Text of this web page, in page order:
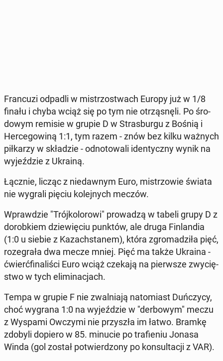
Fran­cu­zi odpadli w mi­strzo­stwach Europy już w 1/8
finału i chyba wciąż się po tym nie otrzą­snę­li. Po śro­
do­wym remisie w grupie D w Stras­bur­gu z Bośnią i
Her­ce­go­wi­ną 1:1, tym razem - znów bez kilku ważnych
pił­ka­rzy w skła­dzie - od­no­to­wa­li iden­tycz­ny wynik na
wy­jeź­dzie z Ukrainą.
Łącznie, licząc z nie­daw­nym Euro, mi­strzo­wie świata
nie wygrali pięciu ko­lej­nych meczów.
Wpraw­dzie "Trój­ko­lo­ro­wi" pro­wa­dzą w tabeli grupy D z
do­rob­kiem dzie­wię­ciu punktów, ale druga Fin­lan­dia
(1:0 u siebie z Ka­zach­sta­nem), która zgro­ma­dzi­ła pięć,
ro­ze­gra­ła dwa mecze mniej. Pięć ma także Ukraina -
ćwierć­fi­na­li­ści Euro wciąż czekają na pierw­sze zwy­cię­
stwo w tych eli­mi­na­cjach.
Tempa w grupie F nie zwal­nia­ją na­to­miast Duń­czy­cy,
choć wygrana 1:0 na wy­jeź­dzie w "der­bo­wym" meczu
z Wyspami Owczymi nie przy­szła im łatwo. Bramkę
zdobyli dopiero w 85. minucie po tra­fie­niu Jonasa
Winda (gol został po­twier­dzo­ny po kon­sul­ta­cji z VAR).